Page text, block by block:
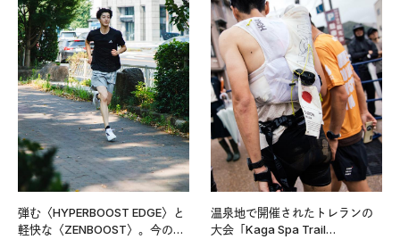
弾む〈HYPERBOOST EDGE〉と
軽快な〈ZENBOOST〉。今の時
温泉地で開催されたトレランの
大会「Kaga Spa Trail